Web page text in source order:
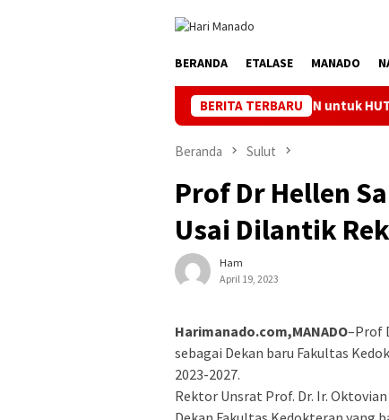
BERANDA ETALASE MANADO
BERITA TERBARU
Kado PLN untuk HUT ke- 81 RI, 100
Beranda Sulut
Prof Dr Hellen
Usai Dilantik
Ham
April 19, 2023
Harimanado.com,MANADO–Prof
sebagai Dekan baru Fakultas
2023-2027.
Rektor Unsrat Prof. Dr. Ir.